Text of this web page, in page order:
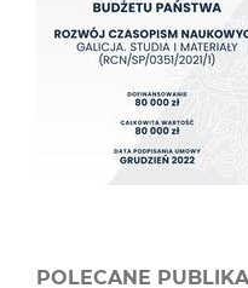
POLECANE